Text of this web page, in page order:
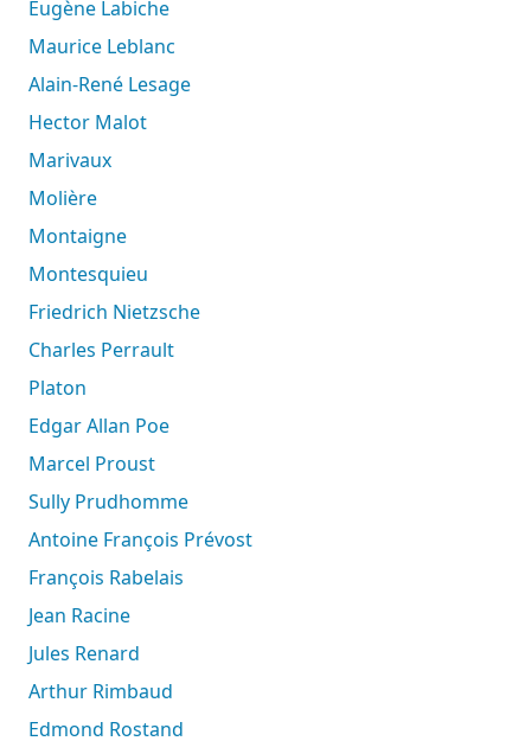
Eugène Labiche
Maurice Leblanc
Alain-René Lesage
Hector Malot
Marivaux
Molière
Montaigne
Montesquieu
Friedrich Nietzsche
Charles Perrault
Platon
Edgar Allan Poe
Marcel Proust
Sully Prudhomme
Antoine François Prévost
François Rabelais
Jean Racine
Jules Renard
Arthur Rimbaud
Edmond Rostand